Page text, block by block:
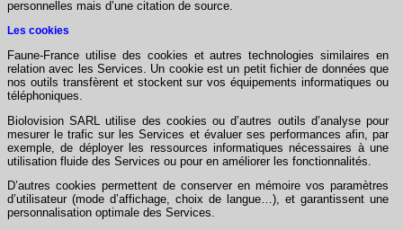
personnelles mais d’une citation de source.
Les cookies
Faune-France utilise des cookies et autres technologies similaires en
relation avec les Services. Un cookie est un petit fichier de données que
nos outils transfèrent et stockent sur vos équipements informatiques ou
téléphoniques.
Biolovision SARL utilise des cookies ou d’autres outils d’analyse pour
mesurer le trafic sur les Services et évaluer ses performances afin, par
exemple, de déployer les ressources informatiques nécessaires à une
utilisation fluide des Services ou pour en améliorer les fonctionnalités.
D’autres cookies permettent de conserver en mémoire vos paramètres
d’utilisateur (mode d’affichage, choix de langue…), et garantissent une
personnalisation optimale des Services.